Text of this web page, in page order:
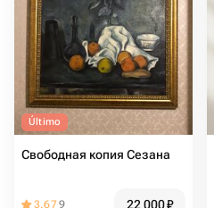
Último
Свободная копия Сезана
3.679 22 000₽